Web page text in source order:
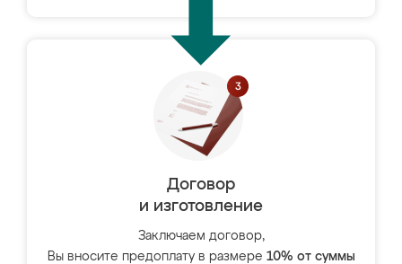
Договор
и изготовление
Заключаем договор,
Вы вносите предоплату в размере 10% от суммы